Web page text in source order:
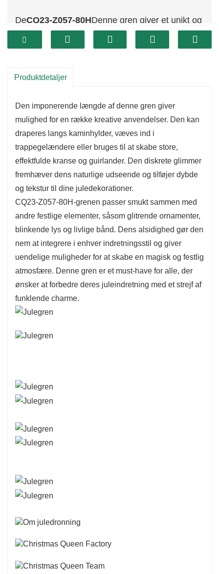
DeCQ23-Z057-80HDenne gren giver et unikt og
festligt præg til din juledekoration med sin
længde på 80 cm og sit karakteristiske design.
gør den til en perfekt tilføjelse til ethvert festligt
betydelige størrelse gør den til et ideelt stykke til
at skabe effektfulde og iøjnefaldende
dekorationer.
Holdbarhed er en nøglefunktion i CQ23-Z057-
80H-grenen, der sikrer, at den forbliver en elsket
del af din ferieindretning i mange år fremover.
Det subtile gnistre tilføjer et lag af charme og
elegance, hvilket gør det til et alsidigt stykke,
der komplementerer både traditionelle og
moderne indretningsstile. Uanset om den
bruges i kranse, guirlander eller som en del af et
storslået midtpunkt, giver denne gren et
sammenhængende og stilfuldt festligt tema.
Produktdetaljer
Den imponerende længde af denne gren giver
mulighed for en række kreative anvendelser. Den kan
draperes langs kaminhylder, væves ind i
trappegelændere eller bruges til at skabe store,
effektfulde kranse og guirlander. Den diskrete glimmer
fremhæver dens naturlige udseende og tilføjer dybde
og tekstur til dine juledekorationer.
CQ23-Z057-80H-grenen passer smukt sammen med
andre festlige elementer, såsom glitrende ornamenter,
blinkende lys og livlige bånd. Dens alsidighed gør den
nem at integrere i enhver indretningsstil og giver
uendelige muligheder for at skabe en magisk og festlig
atmosfære. Denne gren er et must-have for alle, der
ønsker at forbedre deres juleindretning med et strejf af
funklende charme.